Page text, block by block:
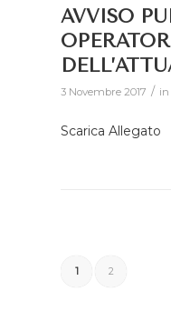
AVVISO
3 Novembre 2017 / in
Scarica Allegato
1 2